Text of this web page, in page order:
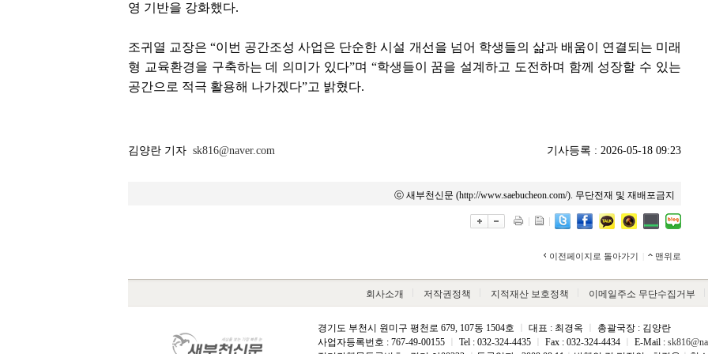
영 기반을 강화했다.
조귀열 교장은 “이번 공간조성 사업은 단순한 시설 개선을 넘어 학생들의 삶과 배움이 연결되는 미래
형 교육환경을 구축하는 데 의미가 있다”며 “학생들이 꿈을 설계하고 도전하며 함께 성장할 수 있는
공간으로 적극 활용해 나가겠다”고 밝혔다.
김양란 기자 sk816@naver.com 기사등록 : 2026-05-18 09:23
ⓒ 새부천신문 (http://www.saebucheon.com/). 무단전재 및 재배포금지
이전페이지로 돌아가기 맨위로
회사소개 저작권정책 지적재산 보호정책 이메일주소 무단수집거부
경기도 부천시 원미구 평천로 679, 107동 1504호 대표 : 최경옥
총괄국장 : 김양란
사업자등록번호 : 767-49-00155
Tel : 032-324-4435 Fax : 032-324-4434 E-Mail :